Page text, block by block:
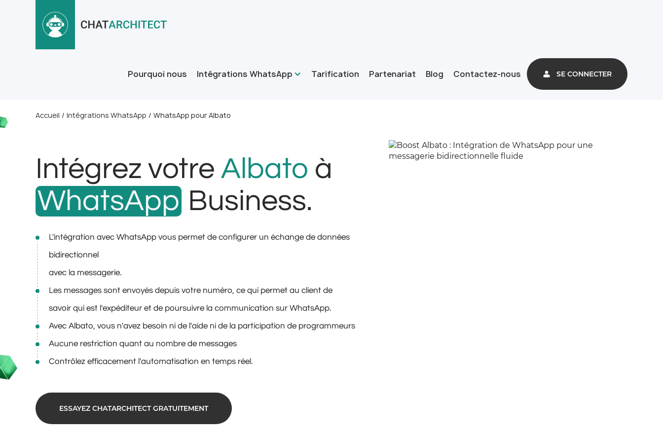
Pourquoi nous Intégrations WhatsApp Tarification Partenariat Blog Contactez-nous SE CONNECTER
Accueil / Intégrations WhatsApp / WhatsApp pour Albato
Intégrez votre Albato à
WhatsApp Business.
L'intégration avec WhatsApp vous permet de configurer un échange de données
bidirectionnel
avec la messagerie.
Les messages sont envoyés depuis votre numéro, ce qui permet au client de
savoir qui est l'expéditeur et de poursuivre la communication sur WhatsApp.
Avec Albato, vous n'avez besoin ni de l'aide ni de la participation de programmeurs
Aucune restriction quant au nombre de messages
Contrôlez efficacement l'automatisation en temps réel.
ESSAYEZ CHATARCHITECT GRATUITEMENT